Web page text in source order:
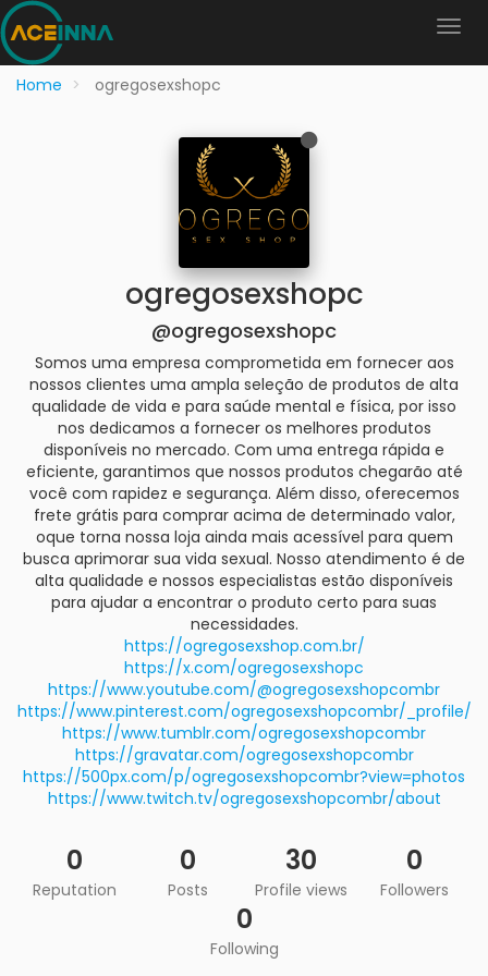
Home ogregosexshopc
ogregosexshopc
@ogregosexshopc
Somos uma empresa comprometida em fornecer aos
nossos clientes uma ampla seleção de produtos de alta
qualidade de vida e para saúde mental e física, por isso
nos dedicamos a fornecer os melhores produtos
disponíveis no mercado. Com uma entrega rápida e
eficiente, garantimos que nossos produtos chegarão até
você com rapidez e segurança. Além disso, oferecemos
frete grátis para comprar acima de determinado valor,
oque torna nossa loja ainda mais acessível para quem
busca aprimorar sua vida sexual. Nosso atendimento é de
alta qualidade e nossos especialistas estão disponíveis
para ajudar a encontrar o produto certo para suas
necessidades.
https://ogregosexshop.com.br/
https://x.com/ogregosexshopc
https://www.youtube.com/@ogregosexshopcombr
https://www.pinterest.com/ogregosexshopcombr/_profile/
https://www.tumblr.com/ogregosexshopcombr
https://gravatar.com/ogregosexshopcombr
https://500px.com/p/ogregosexshopcombr?view=photos
https://www.twitch.tv/ogregosexshopcombr/about
0
Reputation
0
Posts
30
Profile views
0
Followers
0
Following